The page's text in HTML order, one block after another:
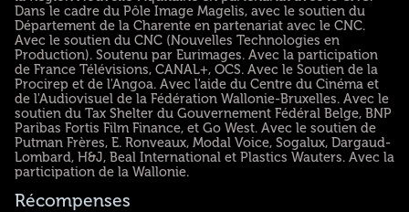
Dans le cadre du Pôle Image Magelis, avec le soutien du
Département de la Charente en partenariat avec le CNC.
Avec le soutien du CNC (Nouvelles Technologies en
Production). Soutenu par Eurimages. Avec la participation
de France Télévisions, CANAL+, OCS. Avec le Soutien de la
Procirep et de l'Angoa. Avec l'aide du Centre du Cinéma et
de l'Audiovisuel de la Fédération Wallonie-Bruxelles. Avec le
soutien du Tax Shelter du Gouvernement Fédéral Belge, BNP
Paribas Fortis Film Finance, et Go West. Avec le soutien de
Putman Frères, E. Ronveaux, Modal Voice, Sogalux, Dargaud-
Lombard, H&J, Beal International et Plastics Wauters. Avec la
participation de la Wallonie.
Récompenses